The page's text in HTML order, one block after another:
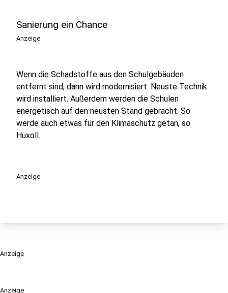
Anzeige
Sanierung ein Chance
Anzeige
Wenn die Schadstoffe aus den Schulgebäuden
entfernt sind, dann wird modernisiert. Neuste Technik
wird installiert. Außerdem werden die Schulen
energetisch auf den neusten Stand gebracht. So
werde auch etwas für den Klimaschutz getan, so
Huxoll.
Anzeige
Anzeige